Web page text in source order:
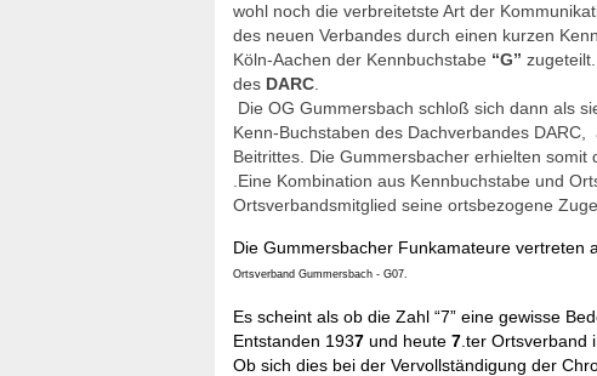
wohl noch die verbreitetste Art der
des neuen Verbandes durch einen kurzen
Köln-Aachen der Kennbuchstabe “G”
des DARC
Die OG Gummersbach schloß sich dann als
Kenn-Buchstaben des Dachverbandes
Beitrittes. Die Gummersbacher erhielten somit
.Eine Kombination aus Kennbuchstabe und
Ortsverbandsmitglied seine ortsbezogene
Die Gummersbacher Funkamateure vertreten
Ortsverband Gummersbach - G07.
Es scheint als ob die Zahl “7” eine gewisse
Entstanden 1937 und heute 7 .ter Ortsverband
Ob sich dies bei der Vervollständigung der